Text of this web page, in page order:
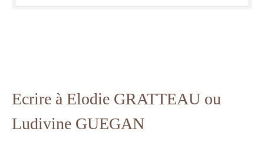
Ecrire à Elodie GRATTEAU ou
Ludivine GUEGAN